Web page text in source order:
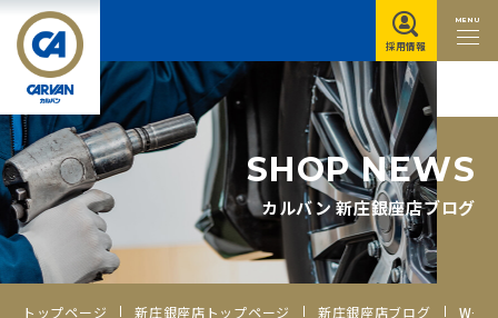
MENU
採用情報
SHOP NEWS
カルバン 新庄銀座店ブログ
トップページ 新庄銀座店トップページ 新庄銀座店ブログ WORK EMOTION CR Shigokuのご紹介！